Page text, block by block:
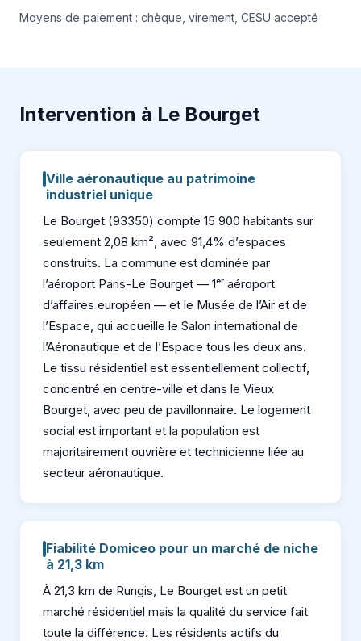
Moyens de paiement : chèque, virement, CESU accepté
Intervention à Le Bourget
Ville aéronautique au patrimoine
industriel unique
Le Bourget (93350) compte 15 900 habitants sur
seulement 2,08 km², avec 91,4% d’espaces
construits. La commune est dominée par
l’aéroport Paris-Le Bourget — 1ᵉʳ aéroport
d’affaires européen — et le Musée de l’Air et de
l’Espace, qui accueille le Salon international de
l’Aéronautique et de l’Espace tous les deux ans.
Le tissu résidentiel est essentiellement collectif,
concentré en centre-ville et dans le Vieux
Bourget, avec peu de pavillonnaire. Le logement
social est important et la population est
majoritairement ouvrière et technicienne liée au
secteur aéronautique.
Fiabilité Domiceo pour un marché de niche
à 21,3 km
À 21,3 km de Rungis, Le Bourget est un petit
marché résidentiel mais la qualité du service fait
toute la différence. Les résidents actifs du